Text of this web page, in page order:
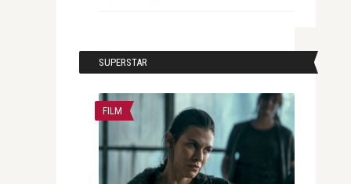
SUPERSTAR
FILM